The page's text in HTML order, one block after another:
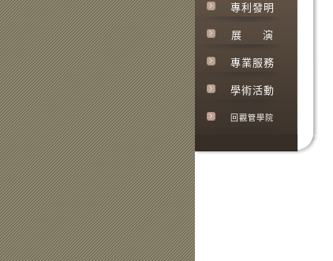
專利發明
展 演
專業服務
學術活動
回觀管學院